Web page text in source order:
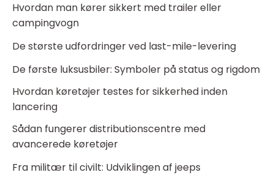
Hvordan man kører sikkert med trailer eller
campingvogn
De største udfordringer ved last-mile-levering
De første luksusbiler: Symboler på status og rigdom
Hvordan køretøjer testes for sikkerhed inden
lancering
Sådan fungerer distributionscentre med
avancerede køretøjer
Fra militær til civilt: Udviklingen af jeeps